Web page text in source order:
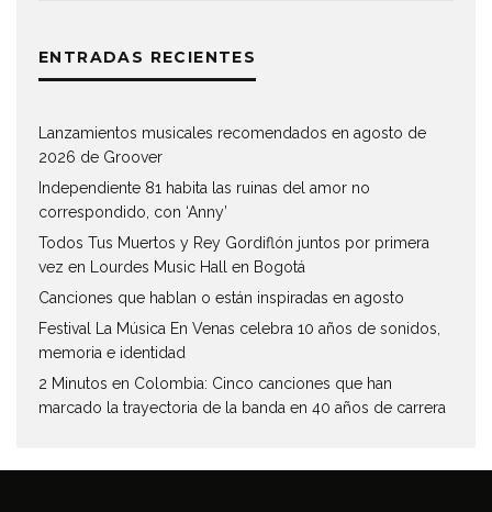
ENTRADAS RECIENTES
Lanzamientos musicales recomendados en agosto de
2026 de Groover
Independiente 81 habita las ruinas del amor no
correspondido, con ‘Anny’
Todos Tus Muertos y Rey Gordiflón juntos por primera
vez en Lourdes Music Hall en Bogotá
Canciones que hablan o están inspiradas en agosto
Festival La Música En Venas celebra 10 años de sonidos,
memoria e identidad
2 Minutos en Colombia: Cinco canciones que han
marcado la trayectoria de la banda en 40 años de carrera